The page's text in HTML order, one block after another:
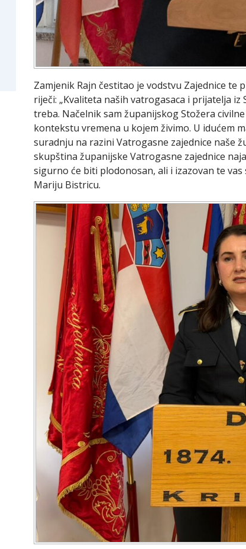
Zamjenik Rajn čestitao je vodstvu Zajednice te
riječi: „Kvaliteta naših vatrogasaca i prijatelja
treba. Načelnik sam županijskog Stožera
kontekstu vremena u kojem živimo. U idućem
suradnju na razini Vatrogasne zajednice naše
skupština županijske Vatrogasne zajednice
sigurno će biti plodonosan, ali i izazovan te
Mariju Bistricu.